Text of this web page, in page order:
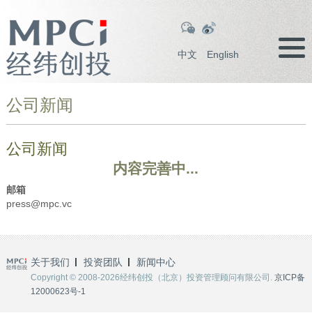
中文 English
公司新闻
公司新闻
内容完善中...
邮箱
press@mpc.vc
关于我们 投资团队 新闻中心
Copyright © 2008-2026经纬创投（北京）投资管理顾问有限公司. 京ICP备
12000623号-1